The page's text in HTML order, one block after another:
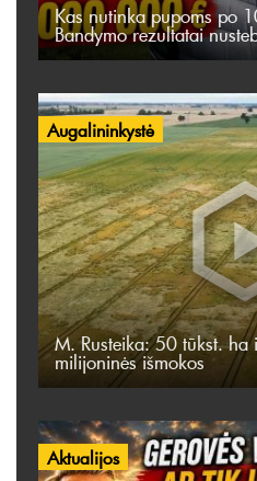
Kas nutinka pupoms po
Bandymo rezultatai
Augalininkystė
M. Rusteika: 50 tūkst.
milijoninės išmokos
Aktualijos